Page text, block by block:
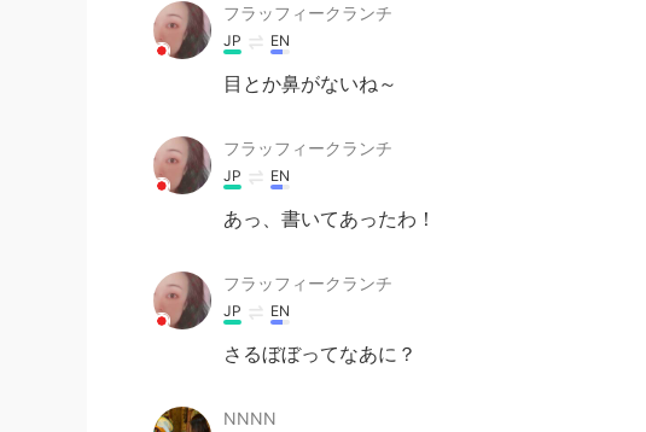
フラッフィークランチ
JP EN
目とか鼻がないね～
フラッフィークランチ
JP EN
あっ、書いてあったわ！
フラッフィークランチ
JP EN
さるぼぼってなあに？
NNNN